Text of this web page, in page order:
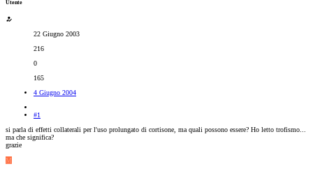
Utente
22 Giugno 2003
216
0
165
4 Giugno 2004
#1
si parla di effetti collaterali per l'uso prolungato di cortisone, ma quali possono essere? Ho letto trofismo...
ma che significa?
grazie
M